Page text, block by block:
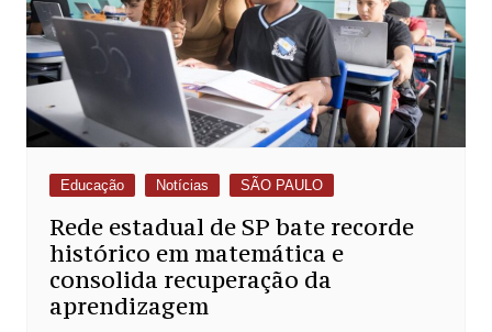
Educação Notícias SÃO PAULO
Rede estadual de SP bate recorde
histórico em matemática e
consolida recuperação da
aprendizagem